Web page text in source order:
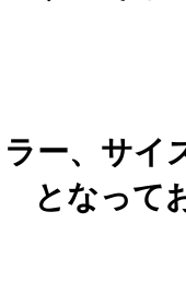
ー、サイ
となって